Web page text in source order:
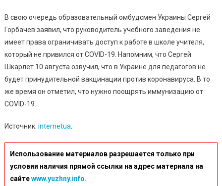
В свою очередь образовательный омбудсмен Украины Сергей
Горбачев заявил, что руководитель учебного заведения не
имеет права ограничивать доступ к работе в школе учителя,
который не привился от COVID-19. Напомним, что Сергей
Шкарлет 10 августа озвучил, что в Украине для педагогов не
будет принудительной вакцинации против коронавируса. В то
же время он отметил, что нужно поощрять иммунизацию от
COVID-19.
Источник: internetua.
Использование материалов разрешается только при
условии наличия прямой ссылки на адрес материала на
сайтеwww.yuzhny.info.